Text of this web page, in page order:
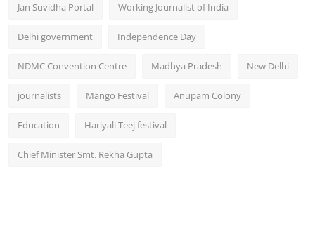
Jan Suvidha Portal Working Journalist of India
Delhi government Independence Day
NDMC Convention Centre Madhya Pradesh New Delhi
journalists Mango Festival Anupam Colony
Education Hariyali Teej festival
Chief Minister Smt. Rekha Gupta